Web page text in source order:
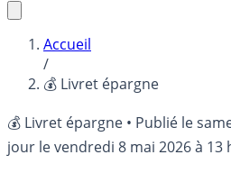
Accueil
/
💰 Livret épargne
💰 Livret épargne • Publié le
jour levendredi 8 mai 2026 à 13